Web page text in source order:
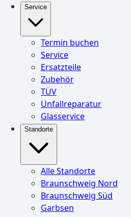
Service
Termin buchen
Service
Ersatzteile
Zubehör
TÜV
Unfallreparatur
Glasservice
Standorte
Alle Standorte
Braunschweig Nord
Braunschweig Süd
Garbsen